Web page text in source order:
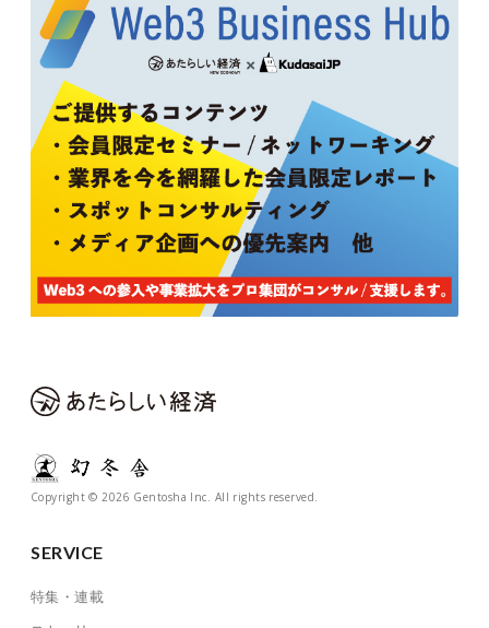
Copyright © 2026 Gentosha Inc. All rights reserved.
SERVICE
特集・連載